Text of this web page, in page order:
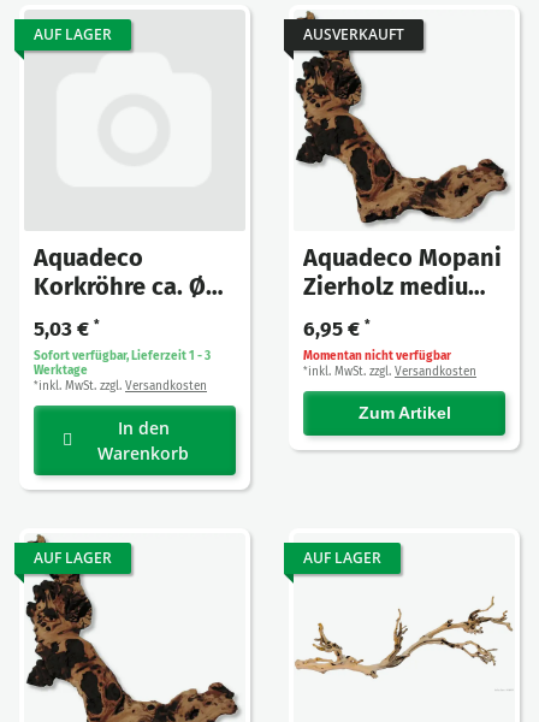
AUF LAGER
Aquadeco
Korkröhre ca. Ø
5cm/ 20-30cm 1
Stück
5,03 € *
Sofort verfügbar, Lieferzeit 1 - 3
Werktage
*inkl. MwSt. zzgl. Versandkosten
In den
Warenkorb
AUSVERKAUFT
Aquadeco Mopani
Zierholz medium 1
6,95 € *
Momentan nicht verfügbar
*inkl. MwSt. zzgl. Versandkosten
Zum Artikel
AUF LAGER AUF LAGER